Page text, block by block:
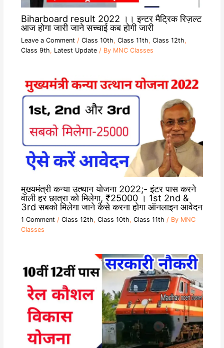
Biharboard result 2022 ।। इन्टर मैट्रिक रिज़ल्ट
आज होगा जारी जाने सच्चाई कब होगी जारी
Leave a Comment / Class 10th, Class 11th, Class 12th,
Class 9th, Latest Update/ By MNC Classes
मुख्यमंत्री कन्या उत्थान योजना 2022;- इंटर पास करने
वाली हर छात्रा को मिलेगा, ₹25000 । 1st 2nd &
3rd सबको मिलेगा जाने कैसे करना होगा ऑनलाइन आवेदन
1 Comment / Class 12th, Class 10th, Class 11th / By MNC
Classes